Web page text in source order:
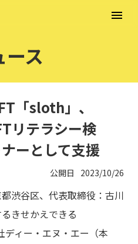
ース
「sloth」、
リテラシー検
ーとして支援
公開日 2023/10/26
渋谷区、代表取締役：古川
きせかえできる
ィー・エヌ・エー（本
menu